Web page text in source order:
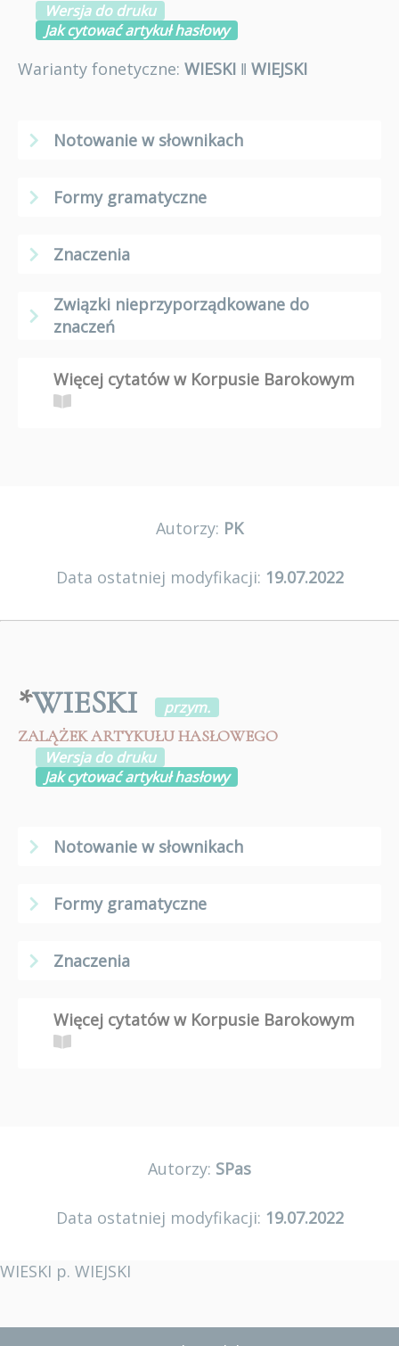
Wersja do druku
Jak cytować artykuł hasłowy
Warianty fonetyczne: WIESKI ǁ WIEJSKI
Notowanie w słownikach
Formy gramatyczne
Znaczenia
Związki nieprzyporządkowane do
znaczeń
Więcej cytatów w Korpusie Barokowym
Autorzy: PK
Data ostatniej modyfikacji: 19.07.2022
*WIESKI
przym.
ZALĄŻEK ARTYKUŁU HASŁOWEGO
Wersja do druku
Jak cytować artykuł hasłowy
Notowanie w słownikach
Formy gramatyczne
Znaczenia
Więcej cytatów w Korpusie Barokowym
Autorzy: SPas
Data ostatniej modyfikacji: 19.07.2022
WIESKI p. WIEJSKI